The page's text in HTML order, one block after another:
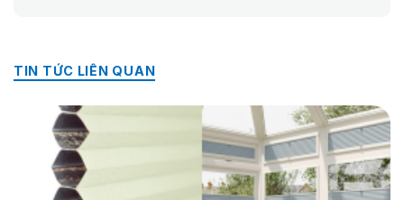
TIN TỨC LIÊN QUAN